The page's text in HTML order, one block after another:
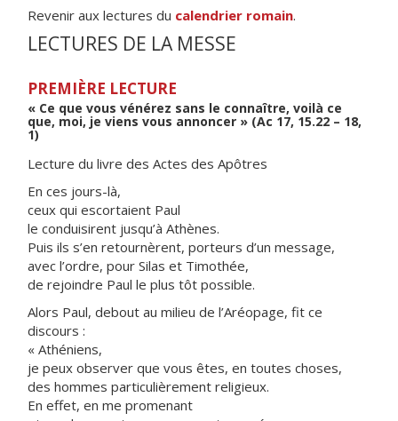
Revenir aux lectures du calendrier romain.
LECTURES DE LA MESSE
PREMIÈRE LECTURE
« Ce que vous vénérez sans le connaître, voilà ce
que, moi, je viens vous annoncer » (Ac 17, 15.22 – 18,
1)
Lecture du livre des Actes des Apôtres
En ces jours-là,
ceux qui escortaient Paul
le conduisirent jusqu’à Athènes.
Puis ils s’en retournèrent, porteurs d’un message,
avec l’ordre, pour Silas et Timothée,
de rejoindre Paul le plus tôt possible.
Alors Paul, debout au milieu de l’Aréopage, fit ce
discours :
« Athéniens,
je peux observer que vous êtes, en toutes choses,
des hommes particulièrement religieux.
En effet, en me promenant